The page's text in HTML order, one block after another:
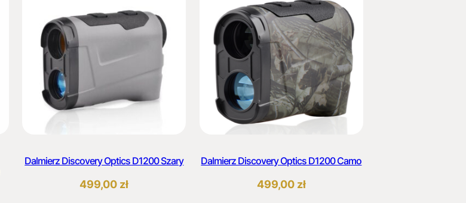
Dalmierz Discovery Optics D1200 Szary
499,00 zł
Dalmierz Discovery Optics D1200 Camo
499,00 zł